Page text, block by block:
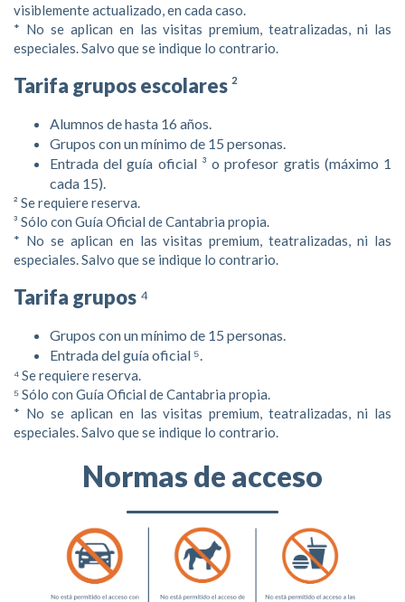
visiblemente actualizado, en cada caso.
* No se aplican en las visitas premium, teatralizadas, ni las
especiales. Salvo que se indique lo contrario.
Tarifa grupos escolares²
Alumnos de hasta 16 años.
Grupos con un mínimo de 15 personas.
Entrada del guía oficial ³ o profesor gratis (máximo 1
cada 15).
² Se requiere reserva.
³ Sólo con Guía Oficial de Cantabria propia.
* No se aplican en las visitas premium, teatralizadas, ni las
especiales. Salvo que se indique lo contrario.
Tarifa grupos⁴
Grupos con un mínimo de 15 personas.
Entrada del guía oficial ⁵.
Kun voitot osuvat kohdalle, on tärkeää, että rahansiirrot
hoituvat nopeasti. LuotettavaLumo Casino kotiutus
varmistaa, että saat rahasi pankkitilille ilman turhaa
odottelua. Sivusto käyttää modernia maksutekniikkaa, joka
vaivaton pelikokemus ja nauti nopeista maksuista jo tänään.
⁴ Se requiere reserva.
⁵ Sólo con Guía Oficial de Cantabria propia.
* No se aplican en las visitas premium, teatralizadas, ni las
especiales. Salvo que se indique lo contrario.
Normas de acceso